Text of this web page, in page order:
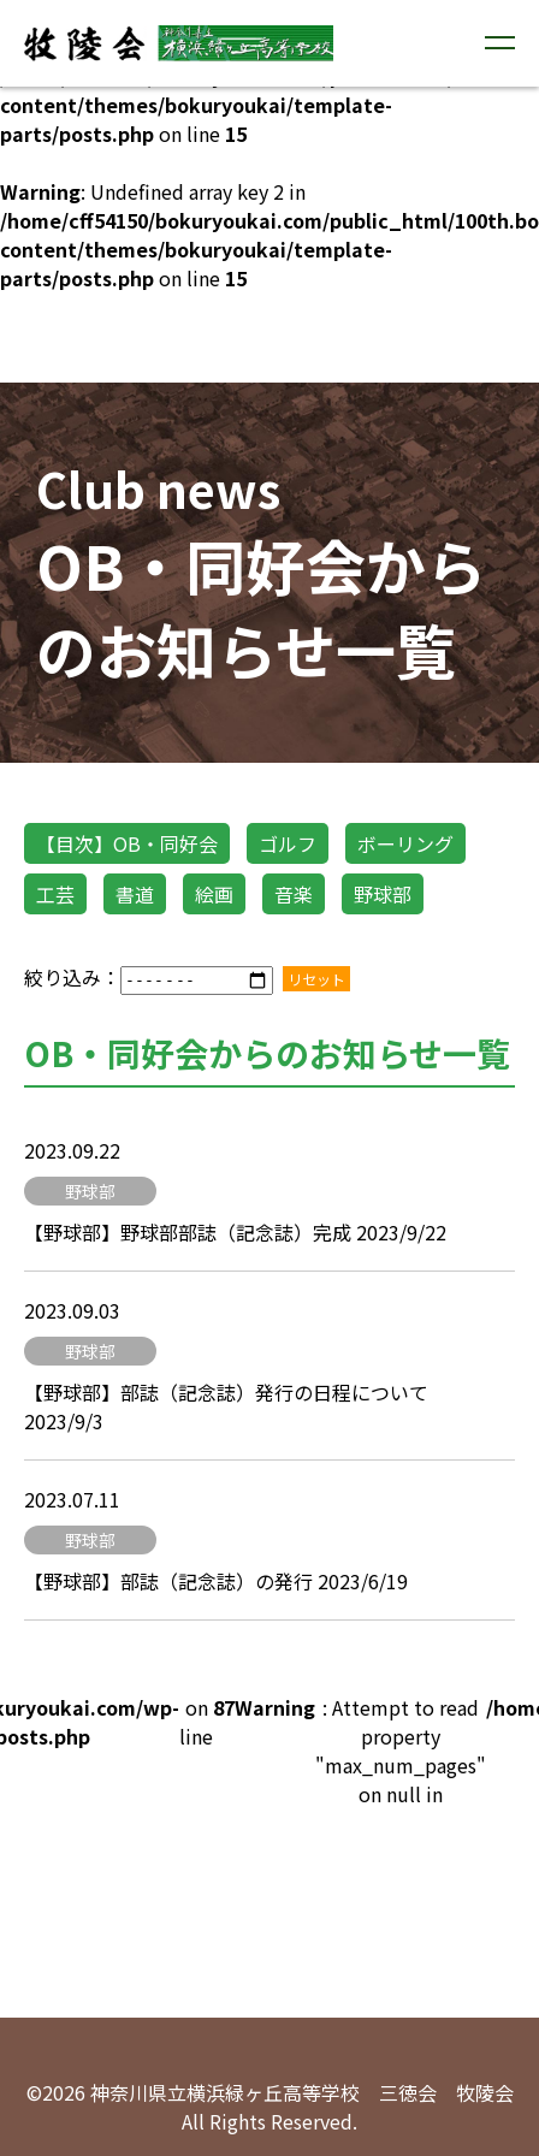
Warning: Undefined array key 1 in
content/themes/bokuryoukai/template-
parts/posts.phpon line 15
Warning: Undefined array key 2 in
/home/cff54150/bokuryoukai.com/public_html/
content/themes/bokuryoukai/template-
parts/posts.phpon line 15
Club news
OB・同好会から
のお知らせ一覧
【目次】OB・同好会 ゴルフ
ボーリング
工芸
書道 絵画 音楽 野球部
絞り込み： リセット
OB・同好会からのお知らせ一覧
2023.09.22
野球部
【野球部】野球部部誌（記念誌）完成 2023/9/22
2023.09.03
野球部
【野球部】部誌（記念誌）発行の日程について
2023/9/3
2023.07.11
野球部
【野球部】部誌（記念誌）の発行 2023/6/19
wp- on
line
87Warning : Attempt to read
property
"max_num_pages"
on null in
/
©2026 神奈川県立横浜緑ヶ丘高等学校 三徳会 牧陵会
All Rights Reserved.